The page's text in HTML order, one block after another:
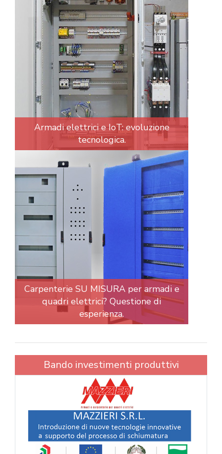
Armadi elettrici e IoT: evoluzione
tecnologica.
Carpenterie SU MISURA per armadi e
quadri elettrici? Questione di
esperienza.
Bando investimenti produttivi